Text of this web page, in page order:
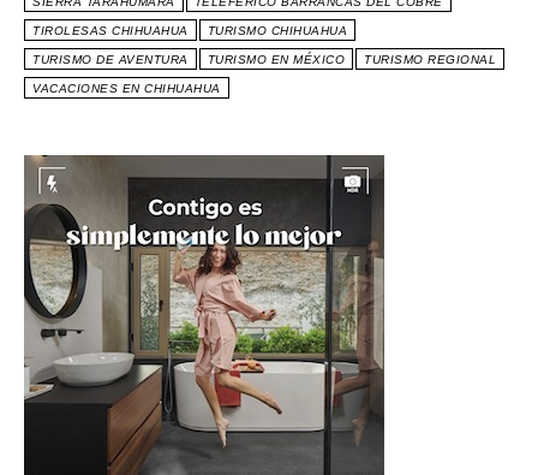
TIROLESAS CHIHUAHUA TURISMO CHIHUAHUA
TURISMO DE AVENTURA TURISMO EN MÉXICO TURISMO REGIONAL
VACACIONES EN CHIHUAHUA